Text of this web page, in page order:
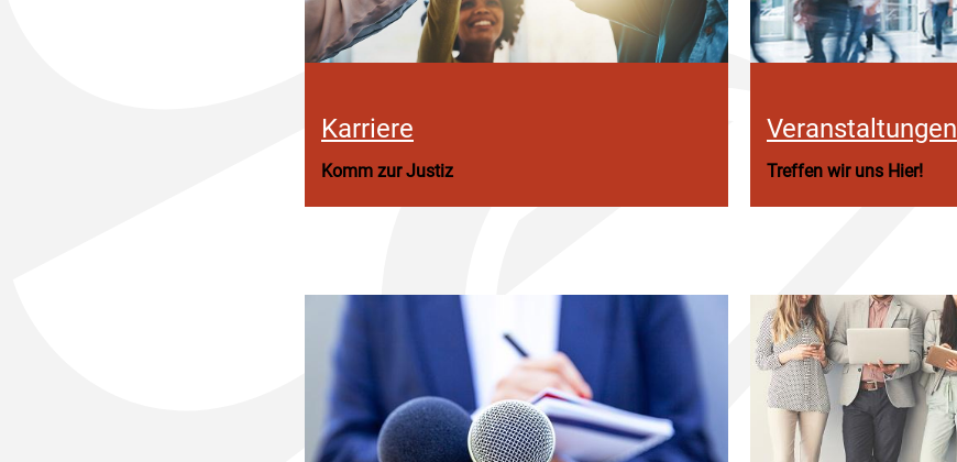
Karriere
Komm zur Justiz
Veranstaltungen
Treffen wir uns Hier!